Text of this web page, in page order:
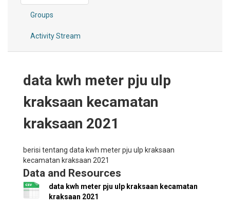
Groups
Activity Stream
data kwh meter pju ulp
kraksaan kecamatan
kraksaan 2021
berisi tentang data kwh meter pju ulp kraksaan
kecamatan kraksaan 2021
Data and Resources
data kwh meter pju ulp kraksaan kecamatan
kraksaan 2021